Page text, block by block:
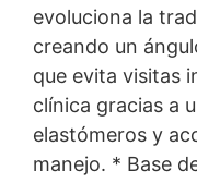
evoluciona la
creando un
que evita visitas
clínica gracias a
elastómeros y
manejo. * Base